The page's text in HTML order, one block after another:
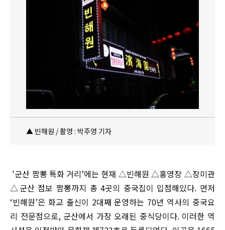
▲ 빈해원 / 촬영 : 박주영 기자
'군산 짬뽕 특화 거리’에는 현재 △빈해원 △홍영장 △장미관
△군산 점보 짬뽕까지 총 4곳의 중국집이 입점해있다. 먼저
‘빈해원’은 화교 출신이 2대째 운영하는 70년 역사의 중국요
리 전문점으로, 군산에서 가장 오래된 중식당이다. 이러한 역